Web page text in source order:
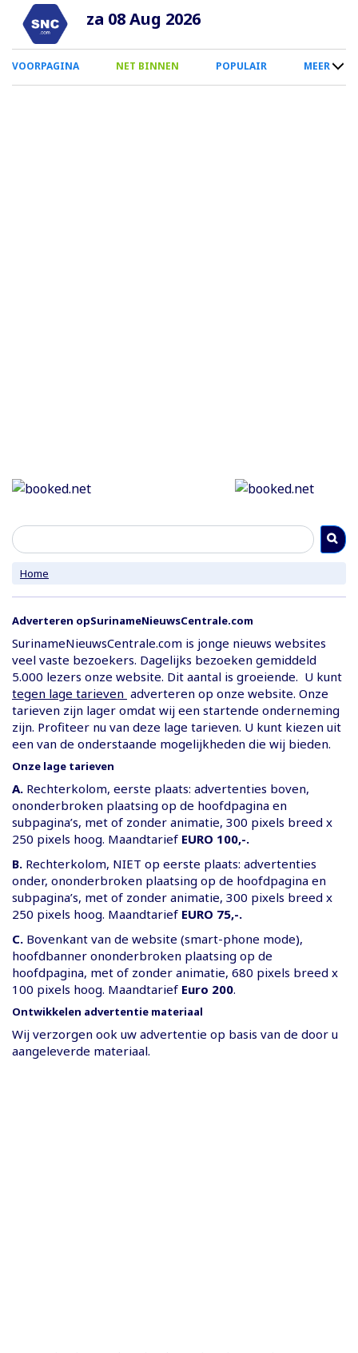
Overslaan
naar
inhoud
za 08 Aug 2026
0
Smartphone
VOORPAGINA NET BINNEN POPULAIR MEER
Home
Adverteren opSurinameNieuwsCentrale.com
SurinameNieuwsCentrale.com is jonge nieuws websites
veel vaste bezoekers. Dagelijks bezoeken gemiddeld
5.000 lezers onze website. Dit aantal is groeiende. U kunt
tegen lage tarieven adverteren op onze website. Onze
tarieven zijn lager omdat wij een startende onderneming
zijn. Profiteer nu van deze lage tarieven. U kunt kiezen uit
een van de onderstaande mogelijkheden die wij bieden.
Onze lage tarieven
A. Rechterkolom, eerste plaats: advertenties boven,
ononderbroken plaatsing op de hoofdpagina en
subpagina’s, met of zonder animatie, 300 pixels breed x
250 pixels hoog. Maandtarief EURO 100,-.
B. Rechterkolom, NIET op eerste plaats: advertenties
onder, ononderbroken plaatsing op de hoofdpagina en
subpagina’s, met of zonder animatie, 300 pixels breed x
250 pixels hoog. Maandtarief EURO 75,-.
C. Bovenkant van de website (smart-phone mode),
hoofdbanner ononderbroken plaatsing op de
hoofdpagina, met of zonder animatie, 680 pixels breed x
100 pixels hoog. Maandtarief Euro 200.
Ontwikkelen advertentie materiaal
Wij verzorgen ook uw advertentie op basis van de door u
aangeleverde materiaal.